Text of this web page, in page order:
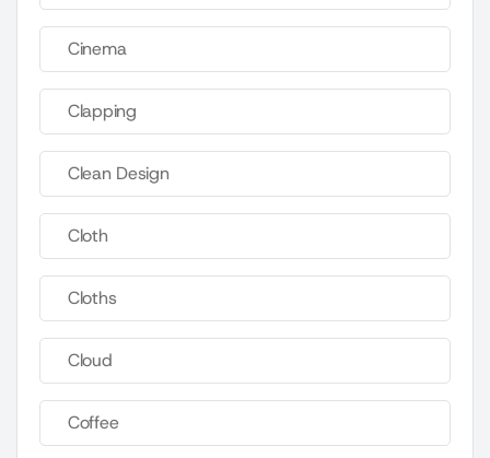
Cinema
Clapping
Clean Design
Cloth
Cloths
Cloud
Coffee